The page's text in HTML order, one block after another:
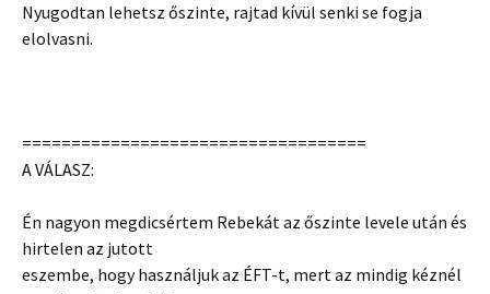
Nyugodtan lehetsz őszinte, rajtad kívül senki se fogja
elolvasni.
===================================
A VÁLASZ:
Én nagyon megdicsértem Rebekát az őszinte levele után és
hirtelen az jutott
eszembe, hogy használjuk az ÉFT-t, mert az mindig kéznél